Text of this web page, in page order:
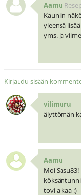
Aamu
Kauniin
yleensä
yms. ja
Kirjaudu sisään
vilimuru
älyttömän
Aamu
Moi
tovi aikaa :)